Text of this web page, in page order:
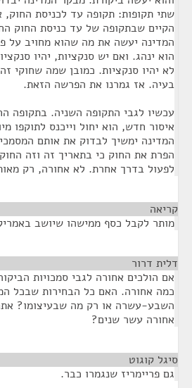
שתי תקופות: תקופה עד לכניסת
הקיים שבתקופה של עד כניסת החוק
המדינה יעשה את מה שהוא מחויב על
הוא ינהג. ואם יש סנקציות, יהיו
לא יהיו סנקציות. כמובן שמה שחוקי
בעיה. אז גמרנו את הפרשה הזאת.
עכשיו לגבי התקופה השניה. בתקופה
איסור חדש, הוא יחול וייכנס לתוקפו
המדינה ימשיך לבדוק את אותם
הפרת את החוק כי בתאריך זה וזה
לפעול בדרך אחרת. לא אחורה, רק
קריאה
מותר לקבל כסף ממישהו שיושב
דלית דרור
אם הולכים אחורה לגבי סמכויות
כמה אחורה. האם כל הבחירות שבכל
השבע-עשרה או רק מה שבעיצומו?
אחורה עשר שנים?
סיגל קוגוט
גם פריימריז שנגמרו כבר.